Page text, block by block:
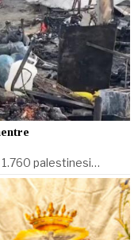
palestinesi…